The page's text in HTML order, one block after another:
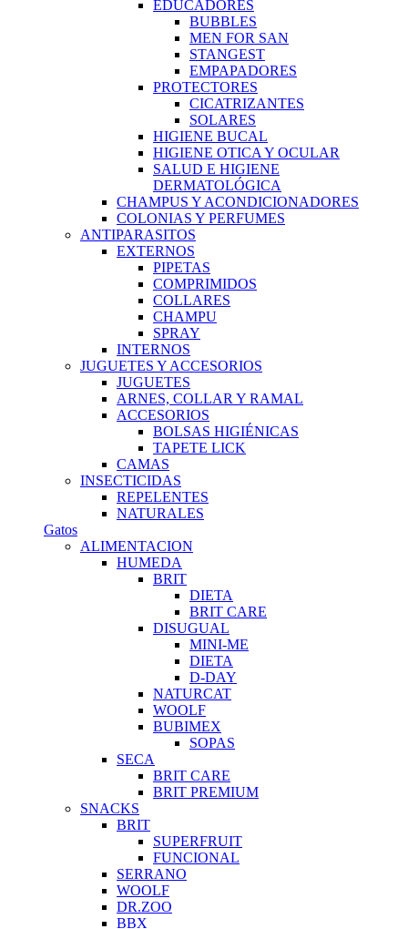
EDUCADORES
BUBBLES
MEN FOR SAN
STANGEST
EMPAPADORES
PROTECTORES
CICATRIZANTES
SOLARES
HIGIENE BUCAL
HIGIENE OTICA Y OCULAR
SALUD E HIGIENE
DERMATOLÓGICA
CHAMPUS Y ACONDICIONADORES
COLONIAS Y PERFUMES
ANTIPARASITOS
EXTERNOS
PIPETAS
COMPRIMIDOS
COLLARES
CHAMPU
SPRAY
INTERNOS
JUGUETES Y ACCESORIOS
JUGUETES
ARNES, COLLAR Y RAMAL
ACCESORIOS
BOLSAS HIGIÉNICAS
TAPETE LICK
CAMAS
INSECTICIDAS
REPELENTES
NATURALES
Gatos
ALIMENTACION
HUMEDA
BRIT
DIETA
BRIT CARE
DISUGUAL
MINI-ME
DIETA
D-DAY
NATURCAT
WOOLF
BUBIMEX
SOPAS
SECA
BRIT CARE
BRIT PREMIUM
SNACKS
BRIT
SUPERFRUIT
FUNCIONAL
SERRANO
WOOLF
DR.ZOO
BBX